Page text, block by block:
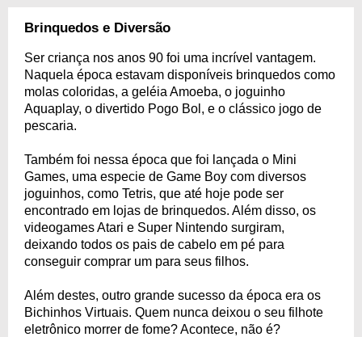
Brinquedos e Diversão
Ser criança nos anos 90 foi uma incrível vantagem.
Naquela época estavam disponíveis brinquedos como
molas coloridas, a geléia Amoeba, o joguinho
Aquaplay, o divertido Pogo Bol, e o clássico jogo de
pescaria.
Também foi nessa época que foi lançada o Mini
Games, uma especie de Game Boy com diversos
joguinhos, como Tetris, que até hoje pode ser
encontrado em lojas de brinquedos. Além disso, os
videogames Atari e Super Nintendo surgiram,
deixando todos os pais de cabelo em pé para
conseguir comprar um para seus filhos.
Além destes, outro grande sucesso da época era os
Bichinhos Virtuais. Quem nunca deixou o seu filhote
eletrônico morrer de fome? Acontece, não é?